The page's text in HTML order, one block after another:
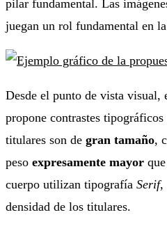
pilar fundamental. Las
juegan un rol fundamental en
Desde el punto de vista visual,
propone contrastes
titulares son de gran tamaño,
peso expresamente mayor
cuerpo utilizan tipografía Serif,
densidad de los titulares.